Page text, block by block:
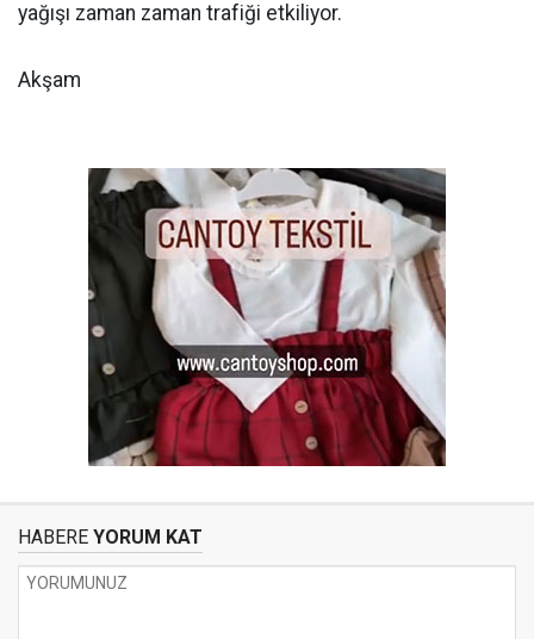
yağışı zaman zaman trafiği etkiliyor.
Akşam
HABERE YORUM KAT